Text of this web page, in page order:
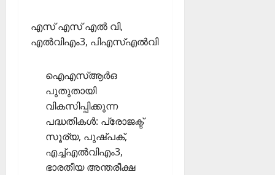
എസ് എസ് എല്‍ വി,
എല്‍വിഎം3, പിഎസ്എല്‍വി
ഐഎസ്ആര്‍ഒ
പുതുതായി
വികസിപ്പിക്കുന്ന
പദ്ധതികള്‍: പ്രോജക്ട്
സൂര്യ, പുഷ്പക്,
എച്ച്എല്‍വിഎം3,
ഭാരതീയ അന്തരീക്ഷ